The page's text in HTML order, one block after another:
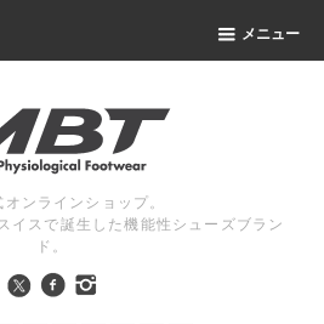
メニュー
オンラインショップ。
イスで誕生した機能性シューズブラン
ド。